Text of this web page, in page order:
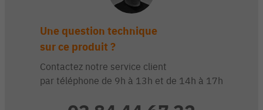
Une question technique
sur ce produit ?
Contactez notre service client
par téléphone de 9h à 13h et de 14h à 17h